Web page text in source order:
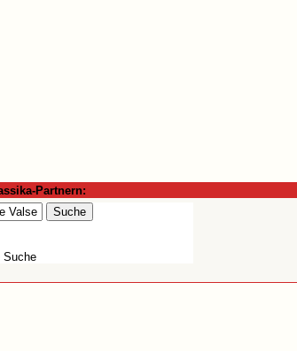
Partnern:
Suche